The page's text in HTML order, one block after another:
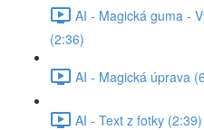
AI - Magická guma -
(2:36)
AI - Magická úprava
AI - Text z fotky (2:39)